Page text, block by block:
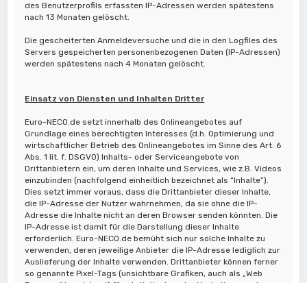
des Benutzerprofils erfassten IP-Adressen werden spätestens
nach 13 Monaten gelöscht.
Die gescheiterten Anmeldeversuche und die in den Logfiles des
Servers gespeicherten personenbezogenen Daten (IP-Adressen)
werden spätestens nach 4 Monaten gelöscht.
Einsatz von Diensten und Inhalten Dritter
Euro-NECO.de setzt innerhalb des Onlineangebotes auf
Grundlage eines berechtigten Interesses (d.h. Optimierung und
wirtschaftlicher Betrieb des Onlineangebotes im Sinne des Art. 6
Abs. 1 lit. f. DSGVO) Inhalts- oder Serviceangebote von
Drittanbietern ein, um deren Inhalte und Services, wie z.B. Videos
einzubinden (nachfolgend einheitlich bezeichnet als “Inhalte”).
Dies setzt immer voraus, dass die Drittanbieter dieser Inhalte,
die IP-Adresse der Nutzer wahrnehmen, da sie ohne die IP-
Adresse die Inhalte nicht an deren Browser senden könnten. Die
IP-Adresse ist damit für die Darstellung dieser Inhalte
erforderlich. Euro-NECO.de bemüht sich nur solche Inhalte zu
verwenden, deren jeweilige Anbieter die IP-Adresse lediglich zur
Auslieferung der Inhalte verwenden. Drittanbieter können ferner
so genannte Pixel-Tags (unsichtbare Grafiken, auch als „Web